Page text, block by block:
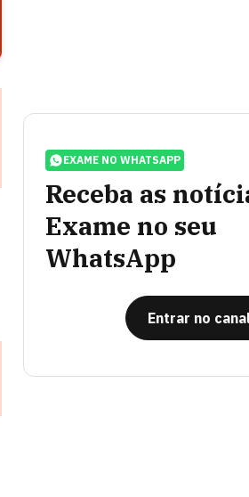
EXAME NO WHATSAPP
Receba as
Exame no seu
WhatsApp
Entrar no